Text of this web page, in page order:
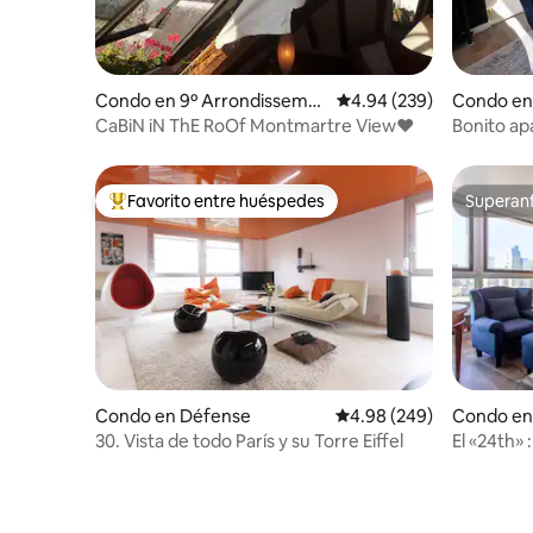
Condo en 9º Arrondisseme
nt
Calificación promedio:
4.94 (239)
CaBiN iN ThE RoOf Montmartre View♥
Condo
urt
Bonito
Favorito entre huéspedes preferido
Favorito entre huéspedes
Condo en Défense Calificación promedio:
4.98 (249)
30. Vista de todo París y su Torre Eiffel
Condo
El